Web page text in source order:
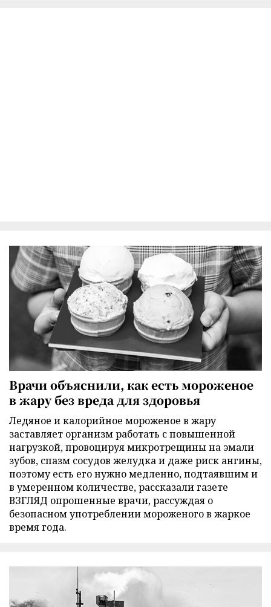
Врачи объяснили, как есть мороженое
в жару без вреда для здоровья
Ледяное и калорийное мороженое в жару
заставляет организм работать с повышенной
нагрузкой, провоцируя микротрещины на эмали
зубов, спазм сосудов желудка и даже риск ангины,
поэтому есть его нужно медленно, подтаявшим и
в умеренном количестве, рассказали газете
ВЗГЛЯД опрошенные врачи, рассуждая о
безопасном употреблении мороженого в жаркое
время года.